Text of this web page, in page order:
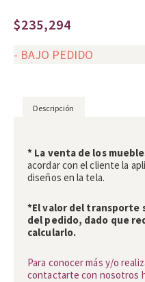
$235,294
- BAJO PEDIDO
Descripción
* La venta de los
acordar con el cliente la
diseños en la tela.
*El valor del transporte
del pedido, dado que
calcularlo.
Para conocer más y/o
contactarte con nosotros